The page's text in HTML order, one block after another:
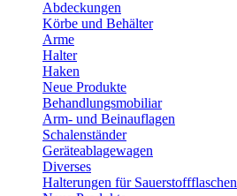
Abdeckungen
Körbe und Behälter
Arme
Halter
Haken
Neue Produkte
Behandlungsmobiliar
Arm- und Beinauflagen
Schalenständer
Geräteablagewagen
Diverses
Halterungen für Sauerstoffflaschen